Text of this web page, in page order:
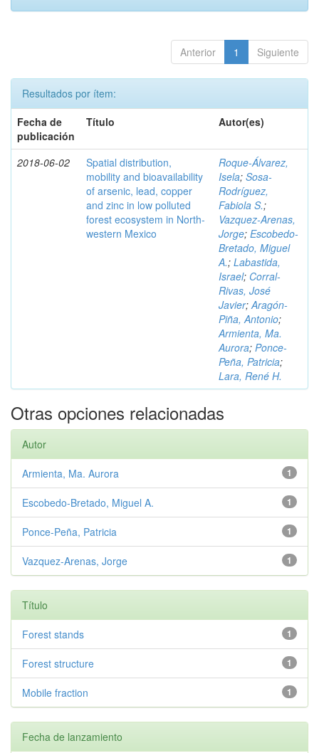
Anterior 1 Siguiente
Resultados por ítem:
Fecha de
publicación
Título Autor(es)
2018-06-02
Spatial distribution,
mobility and bioavailability
of arsenic, lead, copper
and zinc in low polluted
forest ecosystem in North-
western Mexico
Roque-Álvarez,
Isela; Sosa-
Rodríguez,
Fabiola S.;
Vazquez-Arenas,
Jorge; Escobedo-
Bretado, Miguel
A.; Labastida,
Israel; Corral-
Rivas, José
Javier;Aragón-
Piña, Antonio;
Armienta, Ma.
Aurora; Ponce-
Peña, Patricia;
Lara, René H.
Otras opciones relacionadas
Autor
1
Armienta, Ma. Aurora
1
Escobedo-Bretado, Miguel A.
1
Ponce-Peña, Patricia
1
Vazquez-Arenas, Jorge
Título
1
Forest stands
1
Forest structure
1
Mobile fraction
Fecha de lanzamiento